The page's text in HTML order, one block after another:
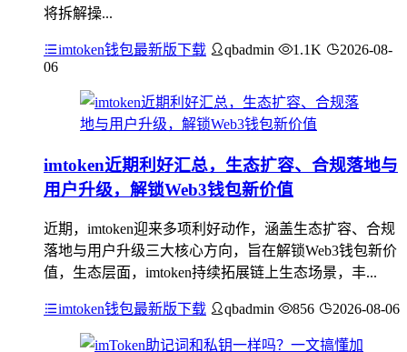
将拆解操...
imtoken钱包最新版下载 qbadmin 1.1K
2026-08-
06
imtoken近期利好汇总，生态扩容、合规落地与
用户升级，解锁Web3钱包新价值
近期，imtoken迎来多项利好动作，涵盖生态扩容、合规
落地与用户升级三大核心方向，旨在解锁Web3钱包新价
值，生态层面，imtoken持续拓展链上生态场景，丰...
imtoken钱包最新版下载 qbadmin 856 2026-08-06